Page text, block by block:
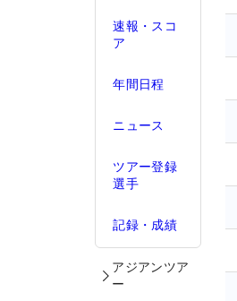
速報・スコ
ア
年間日程
ニュース
ツアー登録
選手
記録・成績
アジアンツア
ー